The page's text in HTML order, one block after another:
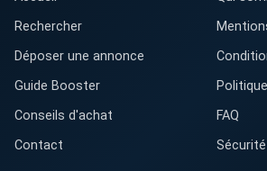
Rechercher
Déposer une annonce
Guide Booster
Conseils d'achat
Contact
FAQ
Sécurité